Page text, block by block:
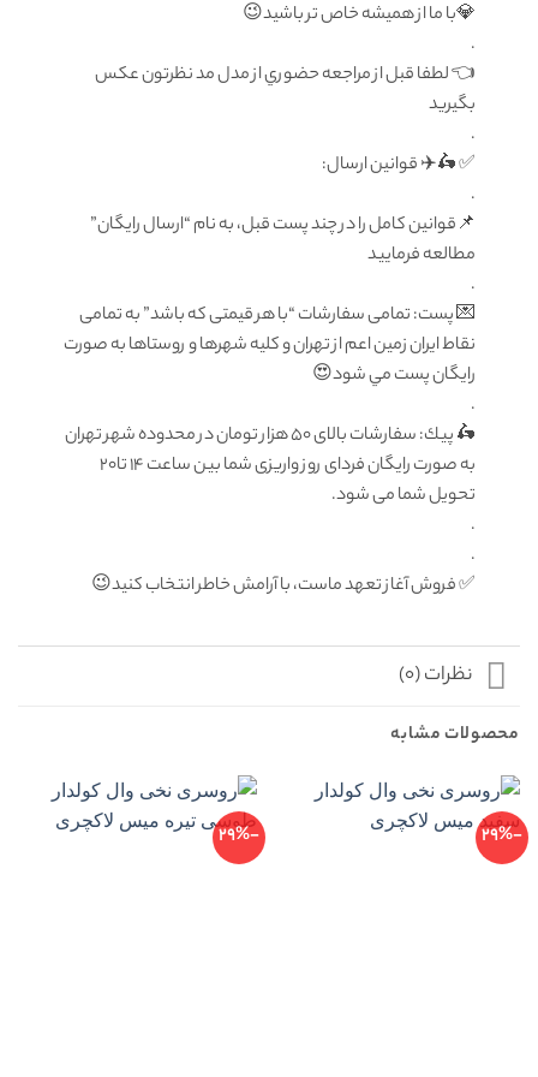
💎با ما از هميشه خاص تر باشيد😉
.
👈 لطفا قبل از مراجعه حضوري از مدل مد نظرتون عكس
بگيريد
.
✅ 🛵✈️ قوانين ارسال:
.
📌قوانین کامل را در چند پست قبل، به نام “ارسال رایگان”
مطالعه فرمایید
.
💌 پست: تمامى سفارشات “با هر قيمتى كه باشد” به تمامى
نقاط ايران زمين اعم از تهران و كليه شهرها و روستاها به صورت
رايگان پست مي شود😍
.
🛵 پيك: سفارشات بالاى ٥٠ هزار تومان در محدوده شهر تهران
به صورت رايگان فرداى روز واريزى شما بين ساعت ١٤ تا۲۰
تحويل شما مى شود.
.
.
✅ فروش آغاز تعهد ماست، با آرامش خاطر انتخاب كنيد😉
نظرات (0)
محصولات مشابه
-29%
-29%